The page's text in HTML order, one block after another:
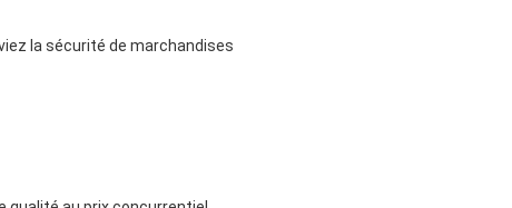
la sécurité de marchandises